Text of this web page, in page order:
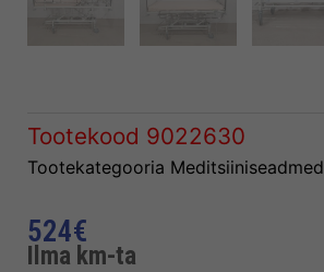
Tootekood 9022630
Tootekategooria Meditsiiniseadmed
524€
Ilma km-ta